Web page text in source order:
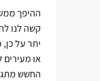
ההיפך
קשה לנו
יתר על
או מעירים
החשש